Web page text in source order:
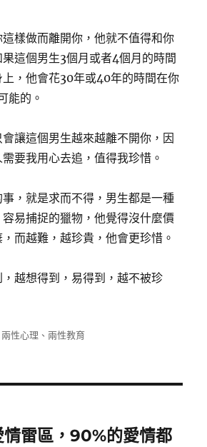
做而離開你，他就不值得和你
這個男生3個月或者4個月的時間
，他會花30年或40年的時間在你
能的。
這個男生越來越離不開你，因
要我用心去追，值得我珍惜。
就是求而不得，男生都是一種
易捕捉的獵物，他覺得沒什麼價
而越難，越珍貴，他會更珍惜。
越想得到，易得到，越不被珍
分
兩性心理 、 兩性教育
雷區，90%的愛情都